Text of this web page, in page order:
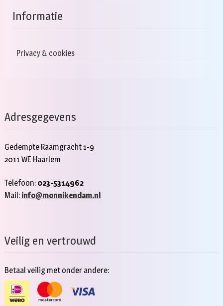
Informatie
Privacy & cookies
Adresgegevens
Gedempte Raamgracht 1-9
2011 WE Haarlem
Telefoon: 023-5314962
Mail: info@monnikendam.nl
Veilig en vertrouwd
Betaal veilig met onder andere: